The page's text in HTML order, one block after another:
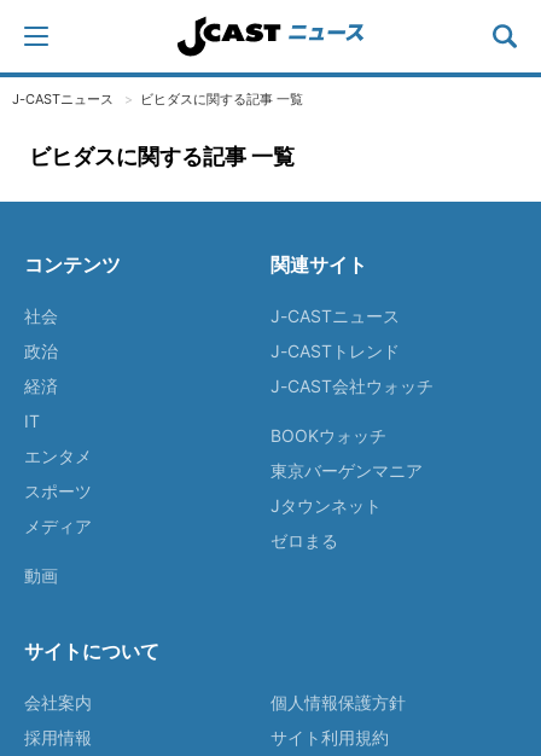
J-CASTニュース ビヒダスに関する記事 一覧
ビヒダスに関する記事 一覧
コンテンツ
社会
政治
経済
IT
エンタメ
スポーツ
メディア
動画
関連サイト
J-CASTニュース
J-CASTトレンド
J-CAST会社ウォッチ
BOOKウォッチ
東京バーゲンマニア
Jタウンネット
ゼロまる
サイトについて
会社案内
採用情報
個人情報保護方針
サイト利用規約